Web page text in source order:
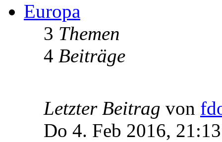
Europa
3 Themen
4 Beiträge
Letzter Beitrag von
Do 4. Feb 2016, 21:13